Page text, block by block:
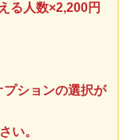
る人数×2,200円
ションの選択が
い。